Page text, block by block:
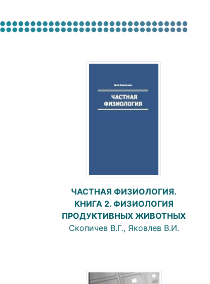
ЧАСТНАЯ ФИЗИОЛОГИЯ.
КНИГА 2. ФИЗИОЛОГИЯ
ПРОДУКТИВНЫХ ЖИВОТНЫХ
Скопичев В.Г., Яковлев В.И.